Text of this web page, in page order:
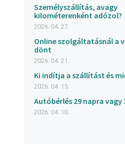
Személyszállítás, avagy
kilométerenként adózol?
2026. 04. 27.
Online szolgáltatásnál a
dönt
2026. 04. 21.
Ki indítja a szállítást és
2026. 04. 15.
Autóbérlés 29 napra vagy
2026. 04. 10.